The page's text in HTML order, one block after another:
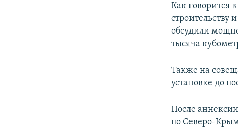
Как говорится
обсудили
тысяча
Также на
установке до
После
по Северо-